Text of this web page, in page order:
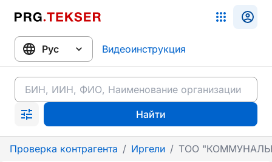
Видеоинструкция
Найти
Проверка контрагента / Иргели / ТОО